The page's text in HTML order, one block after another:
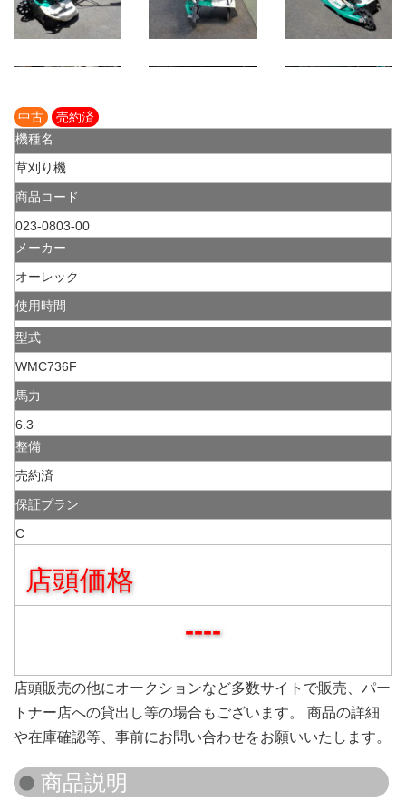
中古
売約済
機種名
草刈り機
商品コード
023-0803-00
メーカー
オーレック
使用時間
型式
WMC736F
馬力
6.3
整備
売約済
保証プラン
C
店頭価格
----
店頭販売の他にオークションなど多数サイトで販売、パー
トナー店への貸出し等の場合もございます。 商品の詳細
や在庫確認等、事前にお問い合わせをお願いいたします。